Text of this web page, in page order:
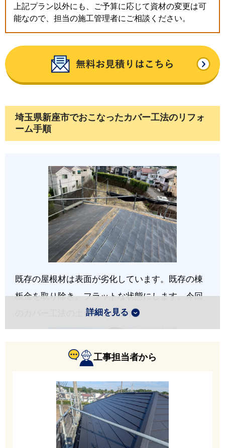
上記プラン以外にも、ご予算に応じて資材の変更は可
能なので、担当の施工管理者にご相談ください。
埼玉県新座市でおこなったカバー工法のリフォ
ーム手順
既存の屋根材は表面が劣化しています。既存の棟
板金を取り除き、フラットな状態にします。今回
のカバー工法の土台となります。
全面に新しいルーフィング（防水シート）を施工
詳細を見る
工事担当者から